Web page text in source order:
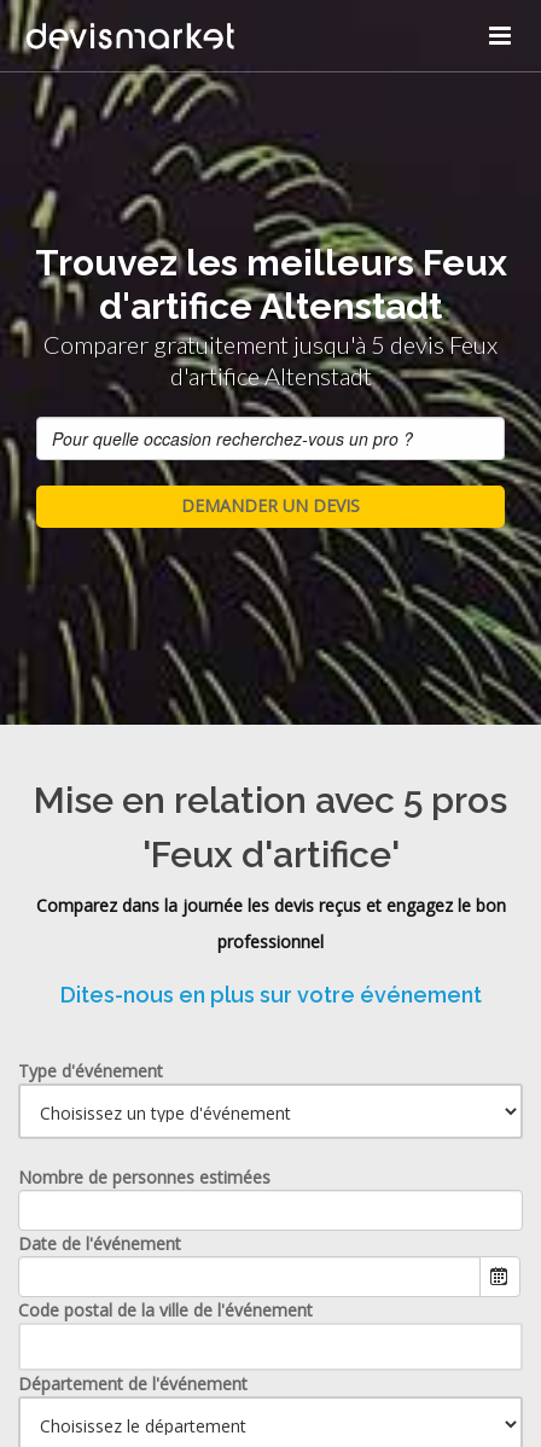
Trouvez les meilleurs Feux
d'artifice Altenstadt
Comparer gratuitement jusqu'à 5 devis Feux
d'artifice Altenstadt
Mise en relation avec 5 pros
'Feux d'artifice'
Comparez dans la journée les devis reçus et engagez le bon
professionnel
Dites-nous en plus sur votre événement
Type d'événement
Nombre de personnes estimées
Date de l'événement
Code postal de la ville de l'événement
Département de l'événement